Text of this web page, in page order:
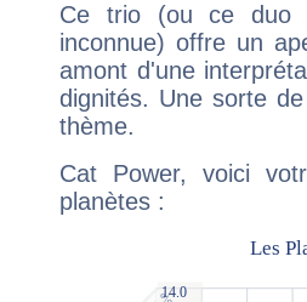
Ce trio (ou ce duo
inconnue) offre un
amont d'une
dignités. Une sorte
thème.
Cat Power, voici
planètes :